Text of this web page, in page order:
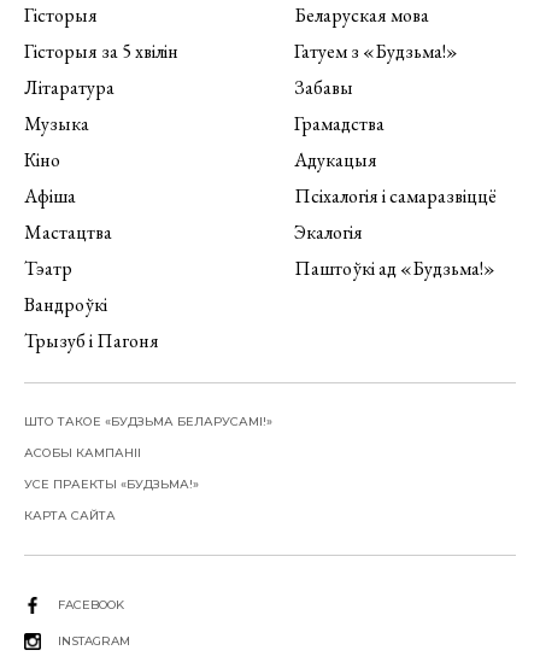
Гісторыя
Гісторыя за 5 хвілін
Літаратура
Музыка
Кіно
Афіша
Мастацтва
Тэатр
Вандроўкі
Трызуб і Пагоня
Беларуская мова
Гатуем з «Будзьма!»
Забавы
Грамадства
Адукацыя
Псіхалогія і самаразвіццё
Экалогія
Паштоўкі ад «Будзьма!»
ШТО ТАКОЕ «БУДЗЬМА БЕЛАРУСАМІ!»
АСОБЫ КАМПАНІІ
УСЕ ПРАЕКТЫ «БУДЗЬМА!»
КАРТА САЙТА
FACEBOOK
INSTAGRAM